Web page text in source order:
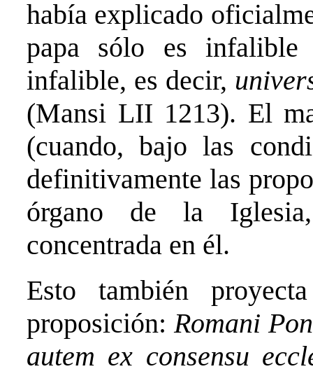
había explicado
papa sólo es infalible
infalible, es decir,
(Mansi LII 1213). El
(cuando, bajo las
definitivamente las
órgano de la
concentrada en él.
Esto también
proposición:Romani
autem ex consensu